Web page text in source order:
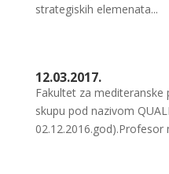
strategiskih elemenata...
12.03.2017.
Fakultet za
skupu pod nazivom
02.12.2016.god).Profesor